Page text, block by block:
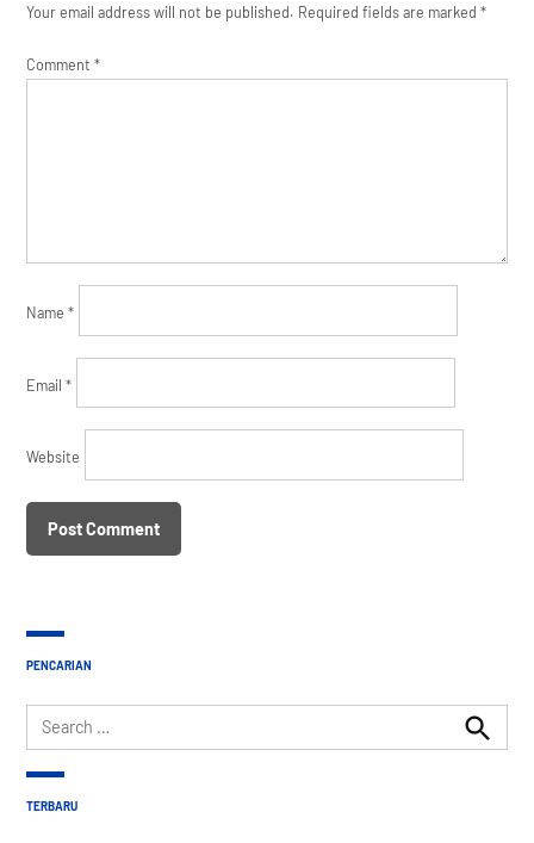
Your email address will not be published. Required fields are marked*
Comment*
Name*
Email*
Website
PENCARIAN
Search
for:
Search
TERBARU